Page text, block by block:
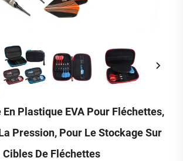
Plastique EVA Pour Fléchettes,
Pression, Pour Le Stockage Sur
Cibles De Fléchettes